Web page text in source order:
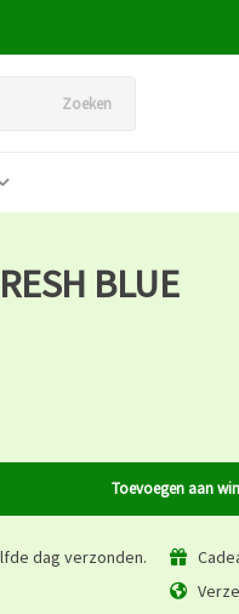
Zoeken
BLUE
Toevoegen aan
dag verzonden.